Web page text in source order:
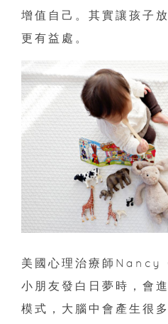
增值自己。其實讓孩子
更有益處。
美國心理治療師
小朋友發白日夢時，會
模式，大腦中會產生很